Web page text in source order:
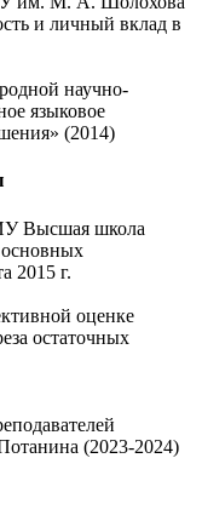
и личный вклад в
научно-
языковое
(2014)
Высшая школа
2015 г.
оценке
остаточных
(2023-2024)